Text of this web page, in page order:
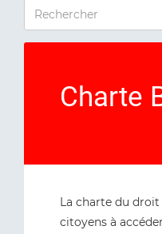
RECHERCHER
Charte
La charte du
citoyens à